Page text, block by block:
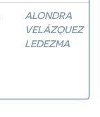
ALONDRA
VELÁZQUEZ
LEDEZMA